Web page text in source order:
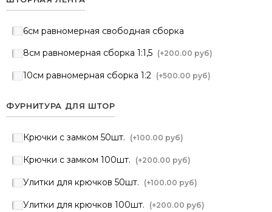
6см равномерная свободная сборка
8см равномерная сборка 1:1,5 (+200.00 руб)
10см равномерная сборка 1:2 (+500.00 руб)
ФУРНИТУРА ДЛЯ ШТОР
Крючки с замком 50шт. (+100.00 руб)
Крючки с замком 100шт. (+200.00 руб)
Улитки для крючков 50шт. (+100.00 руб)
Улитки для крючков 100шт. (+200.00 руб)